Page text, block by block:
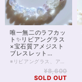
唯一無二のラフカッ
ト✨リビアングラス
×宝石質アメジスト
ブレスレット
16.5cm
¥8,600
SOLD OUT